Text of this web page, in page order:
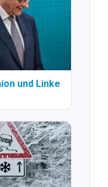
und Linke